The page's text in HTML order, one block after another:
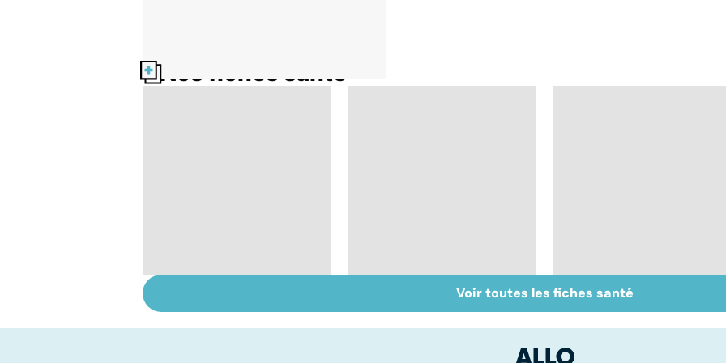
Nos fiches santé
démangeaisons : au
BPCO, la bronchite du
fumeur
Gynéco : un suivi
pour la vie
Voir toutes les fiches santé